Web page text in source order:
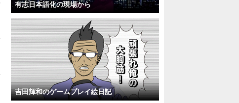
有志日本語化の現場から
吉田輝和のゲームプレイ絵日記